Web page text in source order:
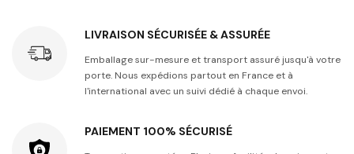
LIVRAISON SÉCURISÉE & ASSURÉE
Emballage sur-mesure et transport assuré jusqu'à votre
porte. Nous expédions partout en France et à
l'international avec un suivi dédié à chaque envoi.
PAIEMENT 100% SÉCURISÉ